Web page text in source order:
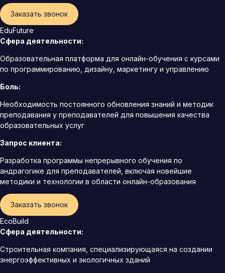
Заказать звонок
EduFuture
Сфера деятельности:
Образовательная платформа для онлайн-обучения с курсами
по программированию, дизайну, маркетингу и управлению
Боль:
Необходимость постоянного обновления знаний и методик
преподавания у преподавателей для повышения качества
образовательных услуг
Запрос клиента:
Разработка программы непрерывного обучения по
андрагогике для преподавателей, включая новейшие
методики и технологии в области онлайн-образования
Заказать звонок
EcoBuild
Сфера деятельности:
Строительная компания, специализирующаяся на создании
энергоэффективных и экологичных зданий